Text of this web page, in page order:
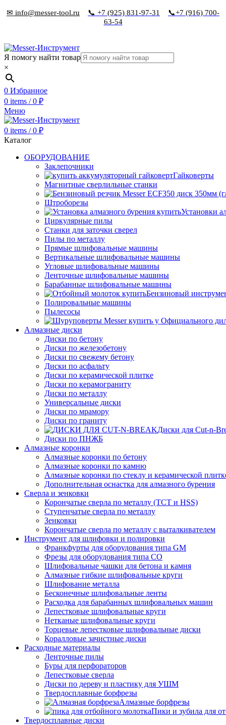
✉ info@messer-tool.ru 📞 +7 (925) 831-97-31
📞+7 (916) 700-
63-54
Я помогу найти товар
×
0 Избранное
0 items / 0 ₽
Меню
0 items / 0 ₽
Каталог
ОБОРУДОВАНИЕ
Заклепочники
Гайковерты
Магнитные сверлильные станки
Штроборезы
Установки
Циркулярные пилы
Станки для заточки сверел
Пилы по металлу
Прямые шлифовальные машины
Вертикальные шлифовальные машины
Угловые шлифовальные машины
Ленточные шлифовальные машины
Барабанные шлифовальные машины
Бензиновый
Полировальные машины
Пылесосы
Алмазные диски
Диски по бетону
Диски по железобетону
Диски по свежему бетону
Диски по асфальту
Диски по керамической плитке
Диски по керамограниту
Диски по металлу
Универсальные диски
Диски по мрамору
Диски по граниту
Диски для Cut-n-
Диски по ПНЖБ
Алмазные коронки
Алмазные коронки по бетону
Алмазные коронки по камню
Алмазные коронки по стеклу и керамической
Дополнительная оснастка для алмазного бурения
Сверла и зенковки
Корончатые сверла по металлу (TCT и HSS)
Ступенчатые сверла по металлу
Зенковки
Корончатые сверла по металлу c выталкивателем
Инструмент для шлифовки и полировки
Франкфурты для оборудования типа GM
Фрезы для оборудования типа СО
Шлифовальные чашки для бетона и камня
Алмазные гибкие шлифовальные круги
Шлифование металла
Бесконечные шлифовальные ленты
Расходка для барабанных шлифовальных машин
Лепестковые шлифовальные круги
Нетканые шлифовальные круги
Торцевые лепестковые шлифовальные диски
Коралловые зачистные диски
Расходные материалы
Ленточные пилы
Буры для перфораторов
Лепестковые сверла
Диски по дереву и пластику для УШМ
Твердосплавные борфрезы
Алмазные борфрезы
Пики и зубила для
Твердосплавные диски